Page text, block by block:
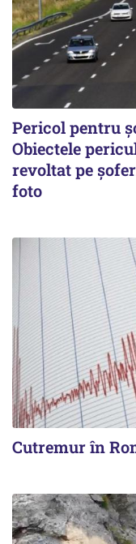
Pericol pentru
Obiectele
revoltat pe
foto
Cutremur în